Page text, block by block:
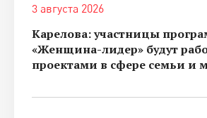
3 августа 2026
Карелова: участницы
«Женщина-лидер» будут
проектами в сфере семьи и